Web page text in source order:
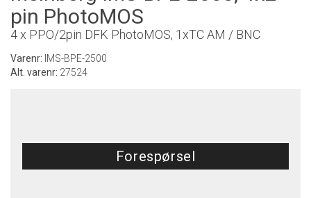
pin PhotoMOS
4 x PPO/2pin DFK PhotoMOS, 1xTC AM / BNC
Varenr: IMS-BPE-2500
Alt. varenr: 27524
Forespørsel